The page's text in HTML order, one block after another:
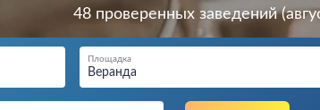
48 проверенных заведений
Веранда
Площадка